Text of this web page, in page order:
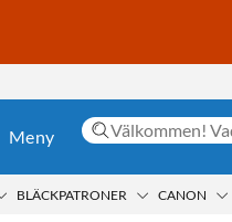
Meny
BLÄCKPATRONER CANON